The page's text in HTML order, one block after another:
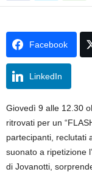
Facebook
LinkedIn
Giovedì 9 alle 12.30
ritrovati per un
partecipanti, reclutati
suonato a ripetizione
di Jovanotti,